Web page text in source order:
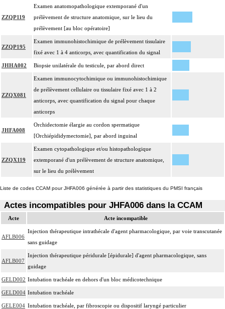
ZZQP119
Examen anatomopathologique extemporané d'un
prélèvement de structure anatomique, sur le lieu du
prélèvement [au bloc opératoire]
ZZQP195
Examen immunohistochimique de prélèvement tissulaire
fixé avec 1 à 4 anticorps, avec quantification du signal
JHHA002 Biopsie unilatérale du testicule, par abord direct
ZZQX081
Examen immunocytochimique ou immunohistochimique
de prélèvement cellulaire ou tissulaire fixé avec 1 à 2
anticorps, avec quantification du signal pour chaque
anticorps
JHFA008
Orchidectomie élargie au cordon spermatique
[Orchiépididymectomie], par abord inguinal
ZZQX119
Examen cytopathologique et/ou histopathologique
extemporané d'un prélèvement de structure anatomique,
sur le lieu du prélèvement
Liste de codes CCAM pour JHFA006 générée à partir des statistiques du PMSI français
Actes incompatibles pour JHFA006 dans la CCAM
Acte Acte incompatible
AFLB006
Injection thérapeutique intrathécale d'agent pharmacologique, par voie transcutanée
sans guidage
AFLB007
Injection thérapeutique péridurale [épidurale] d'agent pharmacologique, sans
guidage
GELD002 Intubation trachéale en dehors d'un bloc médicotechnique
GELD004 Intubation trachéale
GELE004 Intubation trachéale, par fibroscopie ou dispositif laryngé particulier